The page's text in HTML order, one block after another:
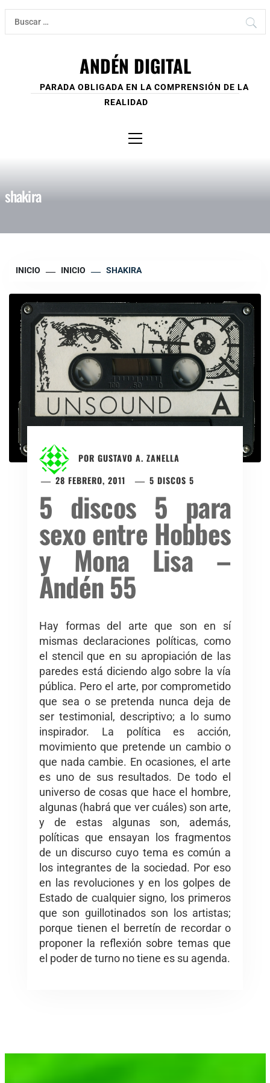
Ir
contenido
Buscar:
ANDÉN DIGITAL
PARADA OBLIGADA EN LA COMPRENSIÓN DE LA
REALIDAD
principal
shakira
INICIO INICIO SHAKIRA
POR GUSTAVO A. ZANELLA
28 FEBRERO, 2011
5 DISCOS 5
5 discos 5 para
sexo entre Hobbes
y Mona Lisa –
Andén 55
Hay formas del arte que son en sí
mismas declaraciones políticas, como
el stencil que en su apropiación de las
paredes está diciendo algo sobre la vía
pública. Pero el arte, por comprometido
que sea o se pretenda nunca deja de
ser testimonial, descriptivo; a lo sumo
inspirador. La política es acción,
movimiento que pretende un cambio o
que nada cambie. En ocasiones, el arte
es uno de sus resultados. De todo el
universo de cosas que hace el hombre,
algunas (habrá que ver cuáles) son arte,
y de estas algunas son, además,
políticas que ensayan los fragmentos
de un discurso cuyo tema es común a
los integrantes de la sociedad. Por eso
en las revoluciones y en los golpes de
Estado de cualquier signo, los primeros
que son guillotinados son los artistas;
porque tienen el berretín de recordar o
proponer la reflexión sobre temas que
el poder de turno no tiene es su agenda.